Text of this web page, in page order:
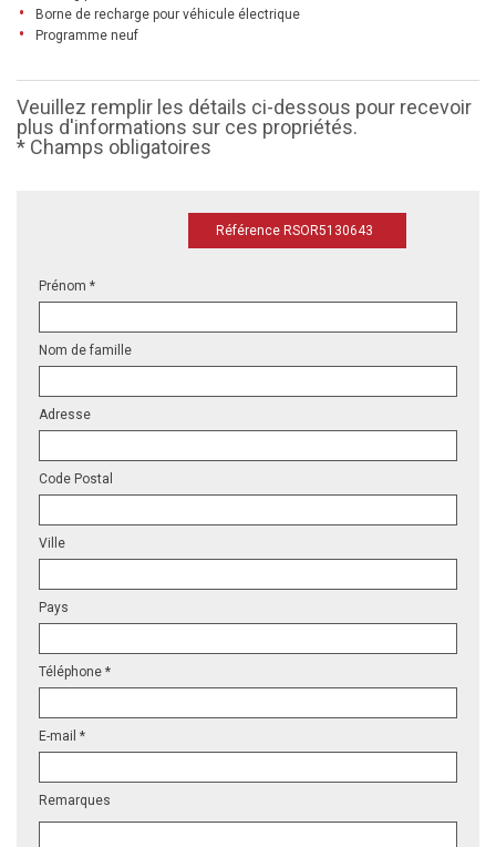
Borne de recharge pour véhicule électrique
Programme neuf
Veuillez remplir les détails ci-dessous pour recevoir
plus d'informations sur ces propriétés.
* Champs obligatoires
Référence RSOR5130643
Prénom *
Nom de famille
Adresse
Code Postal
Ville
Pays
Téléphone *
E-mail *
Remarques